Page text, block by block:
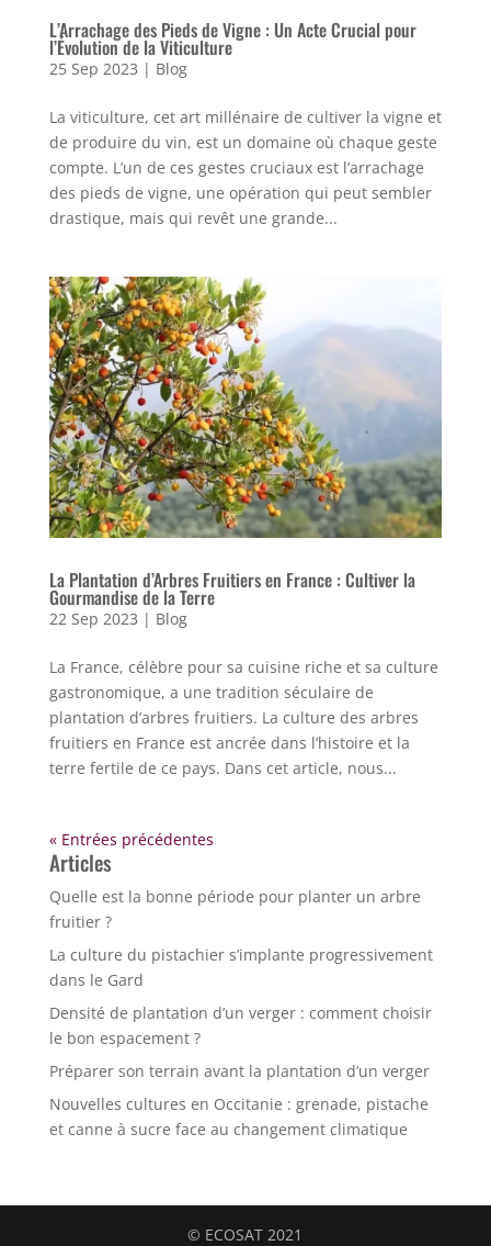
L’Arrachage des Pieds de Vigne : Un Acte Crucial pour
l’Évolution de la Viticulture
25 Sep 2023 | Blog
La viticulture, cet art millénaire de cultiver la vigne et
de produire du vin, est un domaine où chaque geste
compte. L’un de ces gestes cruciaux est l’arrachage
des pieds de vigne, une opération qui peut sembler
drastique, mais qui revêt une grande...
La Plantation d’Arbres Fruitiers en France : Cultiver la
Gourmandise de la Terre
22 Sep 2023 | Blog
La France, célèbre pour sa cuisine riche et sa culture
gastronomique, a une tradition séculaire de
plantation d’arbres fruitiers. La culture des arbres
fruitiers en France est ancrée dans l’histoire et la
terre fertile de ce pays. Dans cet article, nous...
« Entrées précédentes
Articles
Quelle est la bonne période pour planter un arbre
fruitier ?
La culture du pistachier s’implante progressivement
dans le Gard
Densité de plantation d’un verger : comment choisir
le bon espacement ?
Préparer son terrain avant la plantation d’un verger
Nouvelles cultures en Occitanie : grenade, pistache
et canne à sucre face au changement climatique
© ECOSAT 2021